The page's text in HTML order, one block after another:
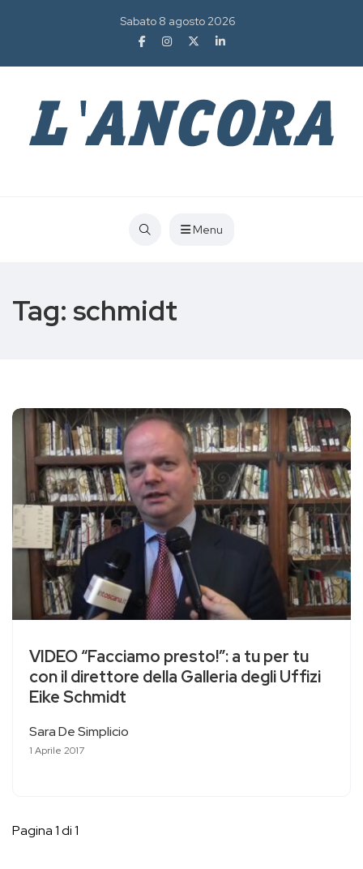
Sabato 8 agosto 2026
Menu
Tag: schmidt
VIDEO “Facciamo presto!”: a tu per tu
con il direttore della Galleria degli Uffizi
Eike Schmidt
Sara De Simplicio
1 Aprile 2017
Pagina 1 di 1